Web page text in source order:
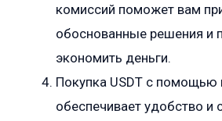
комиссий поможет вам
обоснованные решения и
экономить деньги.
Покупка USDT с помощью
обеспечивает удобство и